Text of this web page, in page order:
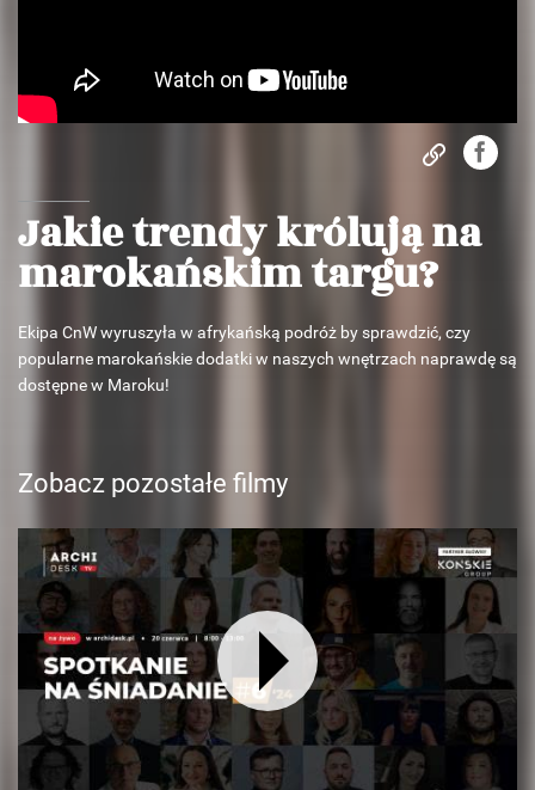
Jakie trendy królują na
marokańskim targu?
Ekipa CnW wyruszyła w afrykańską podróż by sprawdzić, czy
popularne marokańskie dodatki w naszych wnętrzach naprawdę są
dostępne w Maroku!
Zobacz pozostałe filmy